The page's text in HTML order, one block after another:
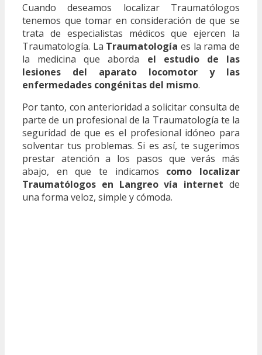
Cuando deseamos localizar Traumatólogos
tenemos que tomar en consideración de que se
trata de especialistas médicos que ejercen la
Traumatología. La Traumatología es la rama de
la medicina que aborda el estudio de las
lesiones del aparato locomotor y las
enfermedades congénitas del mismo.
Por tanto, con anterioridad a solicitar consulta de
parte de un profesional de la Traumatología te la
seguridad de que es el profesional idóneo para
solventar tus problemas. Si es así, te sugerimos
prestar atención a los pasos que verás más
abajo, en que te indicamos como localizar
Traumatólogos en Langreo vía internet de
una forma veloz, simple y cómoda.